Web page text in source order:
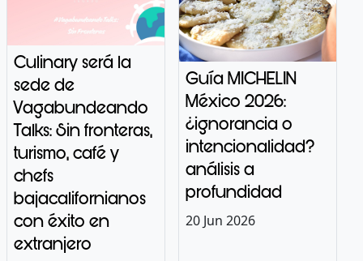
Culinary será la
sede de
Vagabundeando
Talks: Sin fronteras,
turismo, café y
chefs
bajacalifornianos
con éxito en
extranjero
Guía MICHELIN
México 2026:
¿ignorancia o
intencionalidad?
análisis a
profundidad
20 Jun 2026